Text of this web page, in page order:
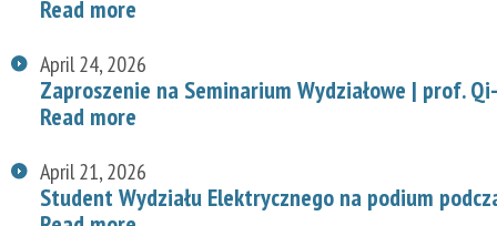
Read more
April 24, 2026
Zaproszenie na Seminarium Wydziałowe | prof.
Read more
April 21, 2026
Student Wydziału Elektrycznego na podium